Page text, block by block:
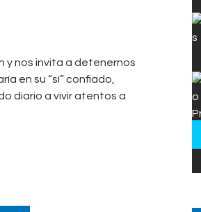
y nos invita a detenernos
en su “sí” confiado,
diario a vivir atentos a